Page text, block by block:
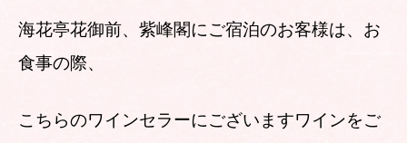
海花亭花御前、紫峰閣にご宿泊のお客様は、お
食事の際、
こちらのワインセラーにございますワインをご